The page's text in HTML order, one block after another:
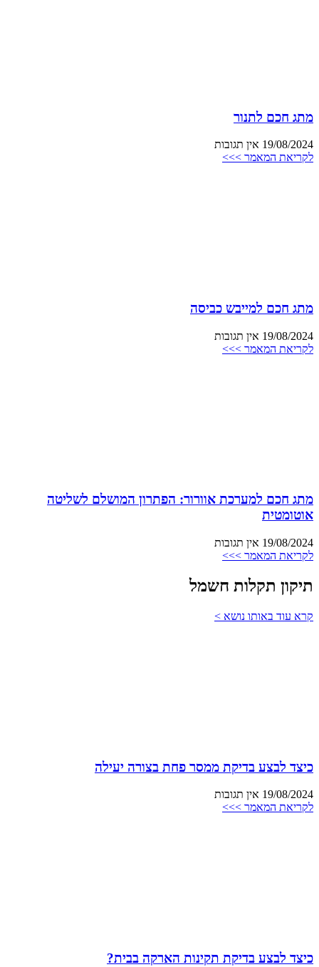
מתג חכם לתנור
19/08/2024 אין תגובות
לקריאת המאמר >>>
מתג חכם למייבש כביסה
19/08/2024 אין תגובות
לקריאת המאמר >>>
מתג חכם למערכת אוורור: הפתרון המושלם לשליטה
אוטומטית
19/08/2024 אין תגובות
לקריאת המאמר >>>
תיקון תקלות חשמל
קרא עוד באותו נושא >
כיצד לבצע בדיקת ממסר פחת בצורה יעילה
19/08/2024 אין תגובות
לקריאת המאמר >>>
כיצד לבצע בדיקת תקינות הארקה בבית?